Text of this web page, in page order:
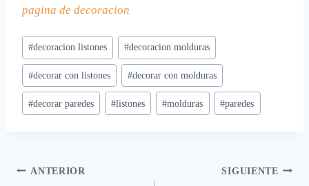
pagina de decoracion
Etiquetas
de
la
entrada:
#decoracion listones #decoracion molduras
#decorar con listones #decorar con molduras
#decorar paredes #listones #molduras #paredes
Navegación
ANTERIOR SIGUIENTE